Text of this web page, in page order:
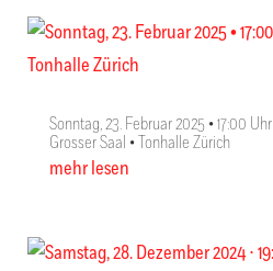
Sonntag, 23. Februar 2025 • 17:00 Uhr
Grosser Saal • Tonhalle Zürich
mehr lesen